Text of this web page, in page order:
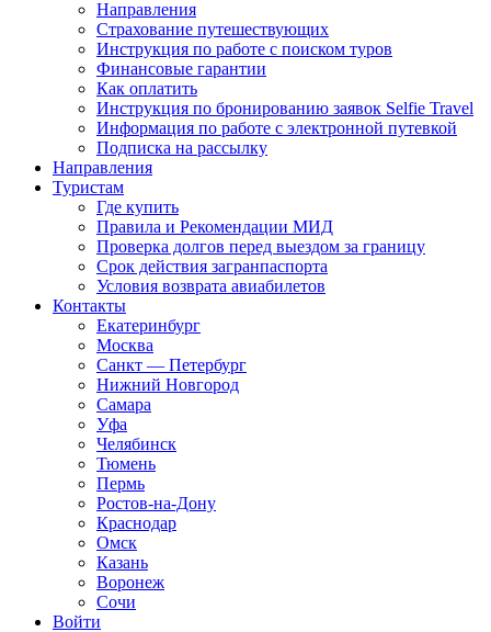
Направления
Страхование путешествующих
Инструкция по работе с поиском туров
Финансовые гарантии
Как оплатить
Инструкция по бронированию заявок Selfie Travel
Информация по работе с электронной путевкой
Подписка на рассылку
Направления
Туристам
Где купить
Правила и Рекомендации МИД
Проверка долгов перед выездом за границу
Срок действия загранпаспорта
Условия возврата авиабилетов
Контакты
Екатеринбург
Москва
Санкт — Петербург
Нижний Новгород
Самара
Уфа
Челябинск
Тюмень
Пермь
Ростов-на-Дону
Краснодар
Омск
Казань
Воронеж
Сочи
Войти